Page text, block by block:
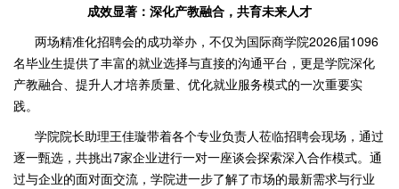
成效显著：深化产教融合，共育未来人才
两场精准化招聘会的成功举办，不仅为国际商学院2026届1096
名毕业生提供了丰富的就业选择与直接的沟通平台，更是学院深化
产教融合、提升人才培养质量、优化就业服务模式的一次重要实
践。
学院院长助理王佳璇带着各个专业负责人莅临招聘会现场，通过
逐一甄选，共挑出7家企业进行一对一座谈会探索深入合作模式。通
过与企业的面对面交流，学院进一步了解了市场的最新需求与行业